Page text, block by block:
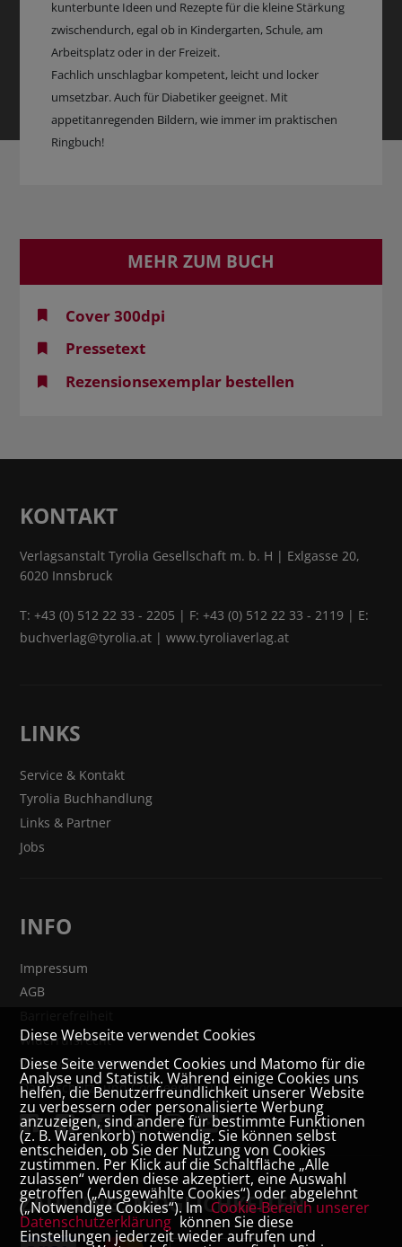
kunterbunte Ideen und Rezepte für die kleine Stärkung
zwischendurch, egal ob in Kindergarten, Schule, am
Arbeitsplatz oder in der Freizeit.
Fachlich unschlagbar kompetent, leicht und locker
umsetzbar. Auch für Diabetiker geeignet. Mit
appetitanregenden Bildern, wie immer im praktischen
Ringbuch!
MEHR ZUM BUCH
Cover 300dpi
Pressetext
Rezensionsexemplar bestellen
KONTAKT
Verlagsanstalt Tyrolia Gesellschaft m. b. H | Exlgasse 20,
6020 Innsbruck
T:+43 (0) 512 22 33 - 2205 | F: +43 (0) 512 22 33 - 2119 | E:
buchverlag@tyrolia.at |www.tyroliaverlag.at
LINKS
Service & Kontakt
Tyrolia Buchhandlung
Links & Partner
Jobs
INFO
Impressum
AGB
Widerrufsrecht
VERTRAG WIDERRUFEN
Datenschutz- und Cookieerklärung
ZAHLUNGSMÖGLICHKEITEN
Diese Webseite verwendet Cookies
Diese Seite verwendet Cookies und Matomo für die
Analyse und Statistik. Während einige Cookies uns
helfen, die Benutzerfreundlichkeit unserer Website
zu verbessern oder personalisierte Werbung
anzuzeigen, sind andere für bestimmte Funktionen
(z. B. Warenkorb) notwendig. Sie können selbst
entscheiden, ob Sie der Nutzung von Cookies
zustimmen. Per Klick auf die Schaltfläche „Alle
zulassen“ werden diese akzeptiert, eine Auswahl
getroffen („Ausgewählte Cookies“) oder abgelehnt
(„Notwendige Cookies“). Im Cookie-Bereich unserer
Datenschutzerklärung können Sie diese
Einstellungen jederzeit wieder aufrufen und